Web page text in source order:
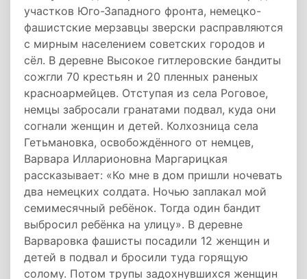
участков Юго-Западного фронта, немецко-
фашистские мерзавцы зверски расправляются
с мирным населением советских городов и
сёл. В деревне Высокое гитлеровские бандиты
сожгли 70 крестьян и 20 пленных раненых
красноармейцев. Отступая из села Роговое,
немцы забросали гранатами подвал, куда они
согнали женщин и детей. Колхозница села
Гетьмановка, освобождённого от немцев,
Варвара Илларионовна Маргарицкая
рассказывает: «Ко мне в дом пришли ночевать
два немецких солдата. Ночью заплакал мой
семимесячный ребёнок. Тогда один бандит
выбросил ребёнка на улицу». В деревне
Варваровка фашисты посадили 12 женщин и
детей в подвал и бросили туда горящую
солому. Потом трупы задохнувшихся женщин